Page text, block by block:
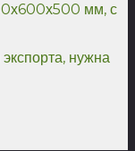
мм, с
нужна